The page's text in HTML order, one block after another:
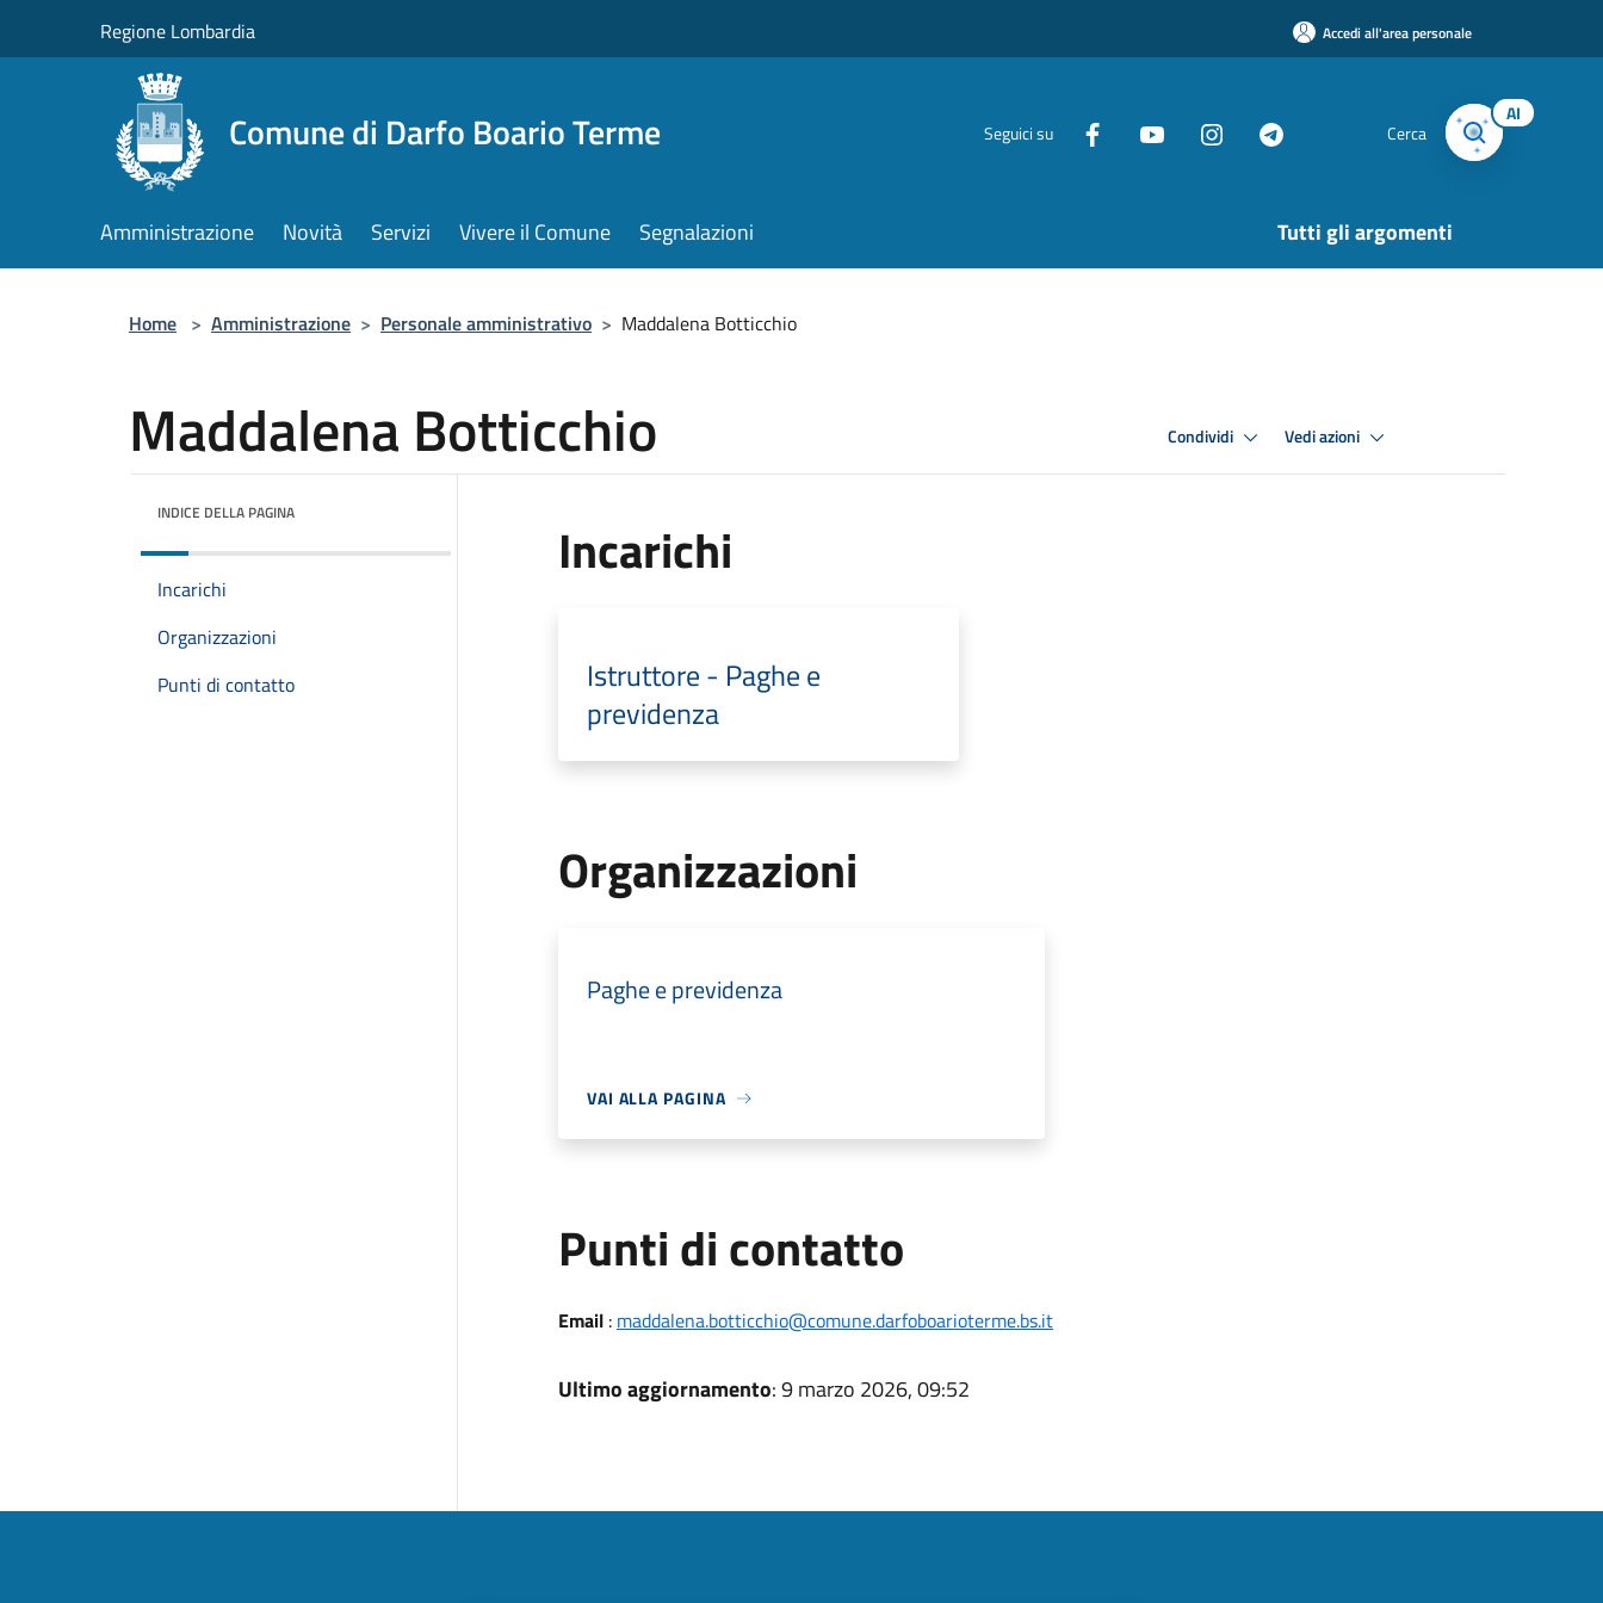
Regione Lombardia Accedi all'area personale
Comune di Darfo Boario Terme Seguici su Cerca
AI
Amministrazione Novità Servizi Vivere il Comune Segnalazioni Tutti gli argomenti
Home > Amministrazione > Personale amministrativo > Maddalena Botticchio
Maddalena Botticchio Condividi Vedi azioni
INDICE DELLA PAGINA
Incarichi
Organizzazioni
Punti di contatto
Incarichi
Istruttore - Paghe e
previdenza
Organizzazioni
Paghe e previdenza
VAI ALLA PAGINA
Punti di contatto
Email: maddalena.botticchio@comune.darfoboarioterme.bs.it
Ultimo aggiornamento: 9 marzo 2026, 09:52